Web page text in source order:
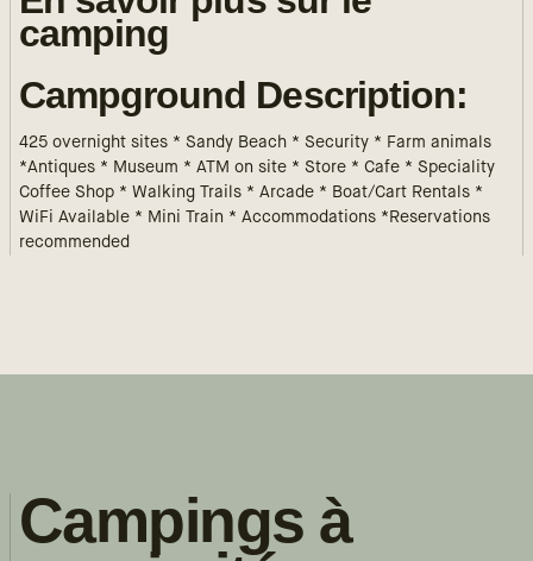
camping
Campground Description:
425 overnight sites * Sandy Beach * Security * Farm animals
*Antiques * Museum * ATM on site * Store * Cafe * Speciality
Coffee Shop * Walking Trails * Arcade * Boat/Cart Rentals *
WiFi Available * Mini Train * Accommodations *Reservations
recommended
Campings à